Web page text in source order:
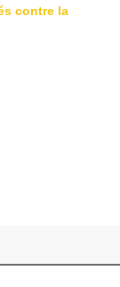
contre la